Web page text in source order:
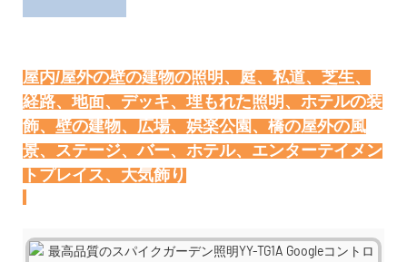
屋内/屋外の壁の建物の照明、庭、私道、芝生、
経路、地面、デッキ、埋もれた照明、ホテルの装
飾、壁の建物、広場、娯楽公園、橋の屋外の風
景、ステージ、バー、ホテル、エンターテイメン